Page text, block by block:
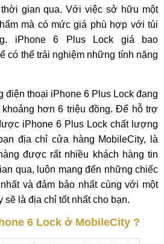
gian qua. Với việc sở hữu một
mà có mức giá phù hợp với túi
iPhone 6 Plus Lock giá bao
có thể trải nghiệm những tính năng
điện thoại iPhone 6 Plus Lock đang
hơn 6 triệu đồng. Để hỗ trợ
iPhone 6 Plus Lock chất lượng
địa chỉ cửa hàng MobileCity, là
được rất nhiều khách hàng tin
qua, luôn mang đến những chiếc
và đảm bảo nhất cùng với một
sẽ là địa chỉ tốt nhất cho bạn.
6 Lock ở MobileCity ?